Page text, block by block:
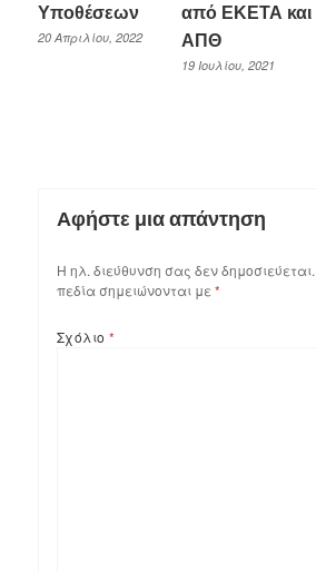
Υποθέσεων
20 Απριλίου, 2022
από ΕΚΕΤΑ και
ΑΠΘ
19 Ιουλίου, 2021
Αφήστε μια απάντηση
Η ηλ. διεύθυνση σας δεν δημοσιεύεται.
πεδία σημειώνονται με *
Σχόλιο *